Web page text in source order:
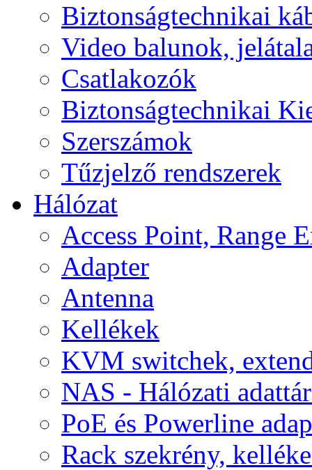
Biztonságtechnikai
Video balunok,
Csatlakozók
Biztonságtechnikai
Szerszámok
Tűzjelző rendszerek
Hálózat
Access Point, Range
Adapter
Antenna
Kellékek
KVM switchek,
NAS - Hálózati
PoE és Powerline
Rack szekrény,